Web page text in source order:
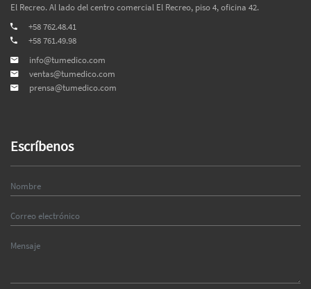
El Recreo. Al lado del centro comercial El Recreo, piso 4, oficina 42.
+58 762.48.41
+58 761.49.98
info@tumedico.com
ventas@tumedico.com
prensa@tumedico.com
Escríbenos